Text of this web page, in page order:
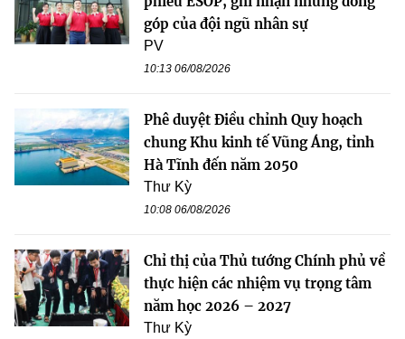
góp của đội ngũ nhân sự
PV
10:13 06/08/2026
Phê duyệt Điều chỉnh Quy hoạch
chung Khu kinh tế Vũng Áng, tỉnh
Hà Tĩnh đến năm 2050
Thư Kỳ
10:08 06/08/2026
Chỉ thị của Thủ tướng Chính phủ về
thực hiện các nhiệm vụ trọng tâm
năm học 2026 – 2027
Thư Kỳ